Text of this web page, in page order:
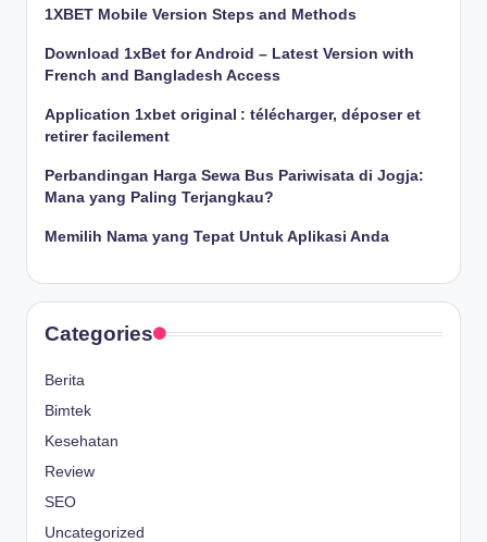
1XBET Mobile Version Steps and Methods
Download 1xBet for Android – Latest Version with
French and Bangladesh Access
Application 1xbet original : télécharger, déposer et
retirer facilement
Perbandingan Harga Sewa Bus Pariwisata di Jogja:
Mana yang Paling Terjangkau?
Memilih Nama yang Tepat Untuk Aplikasi Anda
Categories
Berita
Bimtek
Kesehatan
Review
SEO
Uncategorized